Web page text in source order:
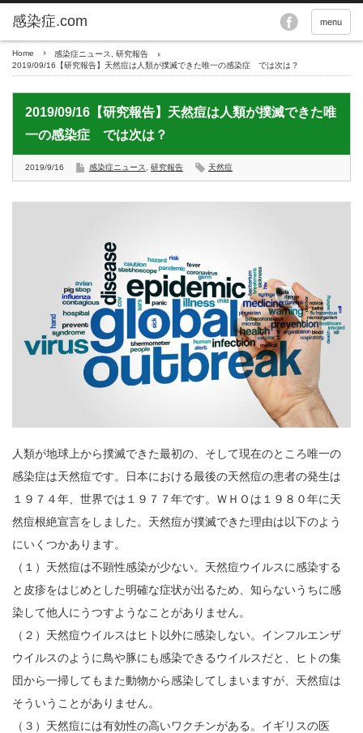
menu
Home 感染症ニュース
研究報告
2019/09/16【研究報告】天然痘は人類が撲滅できた唯一の感染症 では次は？
2019/09/16【研究報告】天然痘は人類が撲滅できた唯
一の感染症 では次は？
2019/9/16 感染症ニュース 研究報告 天然痘
人類が地球上から撲滅できた最初の、そして現在のところ唯一の
感染症は天然痘です。日本における最後の天然痘の患者の発生は
１９７４年、世界では１９７７年です。ＷＨＯは１９８０年に天
然痘根絶宣言をしました。天然痘が撲滅できた理由は以下のよう
にいくつかあります。
（１）天然痘は不顕性感染が少ない。天然痘ウイルスに感染する
と皮疹をはじめとした明確な症状が出るため、知らないうちに感
染して他人にうつすようなことがありません。
（２）天然痘ウイルスはヒト以外に感染しない。インフルエンザ
ウイルスのように鳥や豚にも感染できるウイルスだと、ヒトの集
団から一掃してもまた動物から感染してしまいますが、天然痘は
そういうことがありません。
（３）天然痘には有効性の高いワクチンがある。イギリスの医